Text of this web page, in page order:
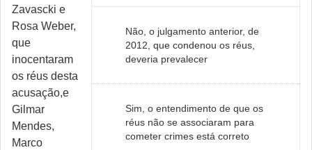
Não, o julgamento anterior, de
2012, que condenou os réus,
deveria prevalecer
Sim, o entendimento de que os
réus não se associaram para
cometer crimes está correto
Zavascki e
Rosa Weber,
que
inocentaram
os réus desta
acusação,e
Gilmar
Mendes,
Marco